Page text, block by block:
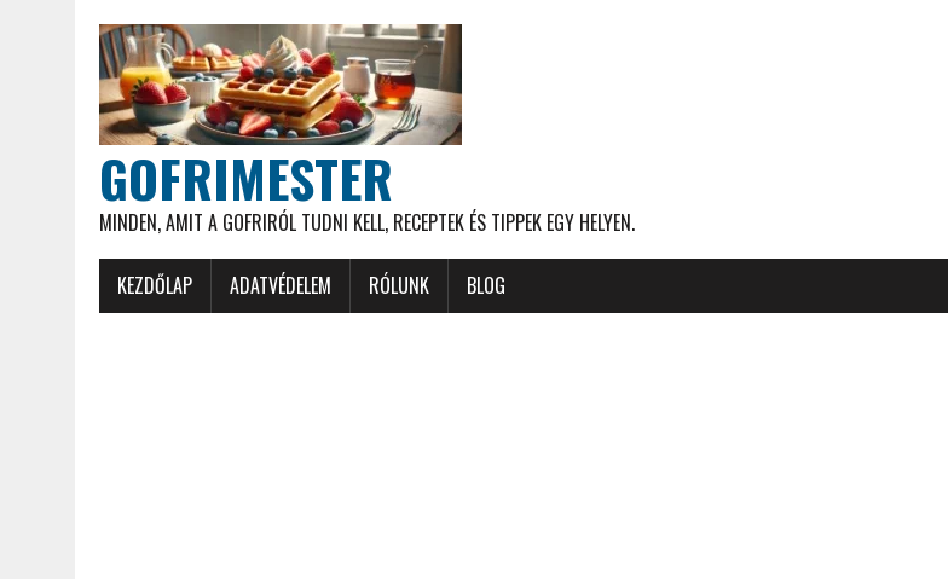
GOFRIMESTER
MINDEN, AMIT A GOFRIRÓL TUDNI KELL, RECEPTEK ÉS TIPPEK EGY HELYEN.
KEZDŐLAP ADATVÉDELEM RÓLUNK BLOG